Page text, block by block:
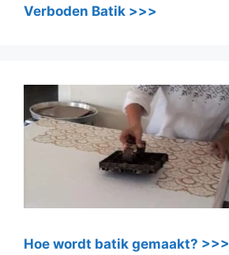
Verboden Batik >>>
Hoe wordt batik gemaakt? >>>